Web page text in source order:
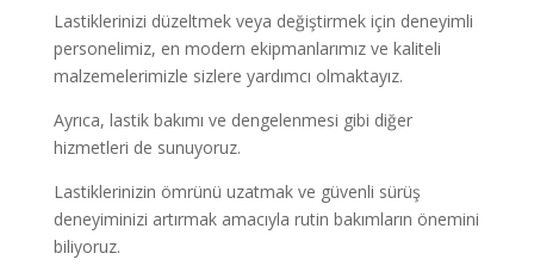
Lastiklerinizi düzeltmek veya değiştirmek için deneyimli
personelimiz, en modern ekipmanlarımız ve kaliteli
malzemelerimizle sizlere yardımcı olmaktayız.
Ayrıca, lastik bakımı ve dengelenmesi gibi diğer
hizmetleri de sunuyoruz.
Lastiklerinizin ömrünü uzatmak ve güvenli sürüş
deneyiminizi artırmak amacıyla rutin bakımların önemini
biliyoruz.